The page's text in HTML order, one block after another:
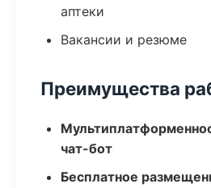
аптеки
Вакансии и резюме
Преимущества
чат-бот
Бесплатное